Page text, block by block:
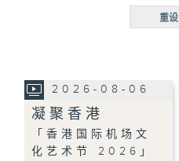
R5重设
2026-08-06
凝聚香港
「香港国际机场文
化艺术节 2026」